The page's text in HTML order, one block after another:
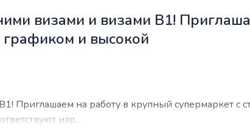
визами и визами B1!
графиком и высокой
Приглашаем на работу в крупный супермаркет с
изр...